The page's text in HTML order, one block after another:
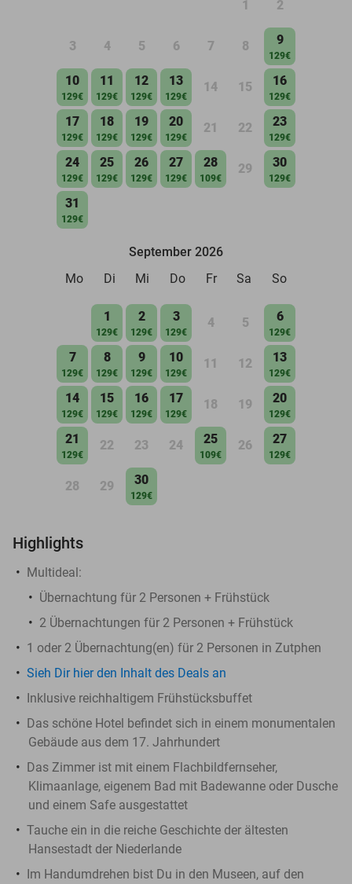
1 2
3 4 5 6 7 8 9
129€
10
129€
11
129€
12
129€
13
129€
14 15 16
129€
17
129€
18
129€
19
129€
20
129€
21 22 23
129€
24
129€
25
129€
26
129€
27
129€
28
109€
29 30
129€
31
129€
September 2026
Mo
Di Mi Do Fr Sa So
1
129€
2
129€
3
129€
4 5 6
129€
7
129€
8
129€
9
129€
10
129€
11 12 13
129€
14
129€
15
129€
16
129€
17
129€
18 19 20
129€
21
129€
22 23 24 25
109€
26 27
129€
28 29 30
129€
Highlights
Multideal:
Übernachtung für 2 Personen + Frühstück
2 Übernachtungen für 2 Personen + Frühstück
1 oder 2 Übernachtung(en) für 2 Personen in Zutphen
Sieh Dir hier den Inhalt des Deals an
Inklusive reichhaltigem Frühstücksbuffet
Das schöne Hotel befindet sich in einem monumentalen
Gebäude aus dem 17. Jahrhundert
Das Zimmer ist mit einem Flachbildfernseher,
Klimaanlage, eigenem Bad mit Badewanne oder Dusche
und einem Safe ausgestattet
Tauche ein in die reiche Geschichte der ältesten
Hansestadt der Niederlande
Im Handumdrehen bist Du in den Museen, auf den